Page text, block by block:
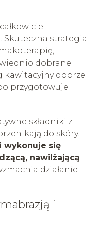
Skuteczna strategia
dobrane
kawitacyjny dobrze
przygotowuje
składniki z
do skóry.
wykonuje się
nawilżającą
działanie
i